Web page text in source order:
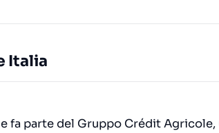
Italia
fa parte del Gruppo Crédit Agricole,